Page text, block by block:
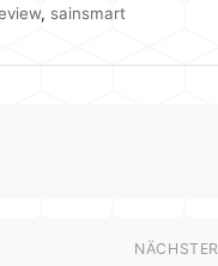
, sainsmart